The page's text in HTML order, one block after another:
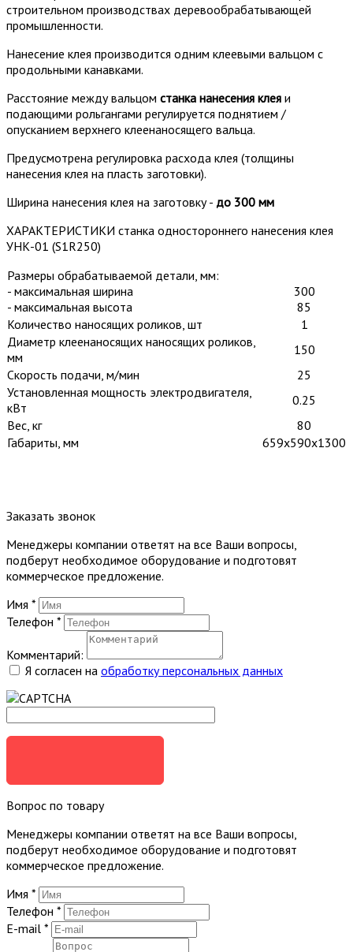
строительном производствах деревообрабатывающей
промышленности.
Нанесение клея производится одним клеевыми вальцом с
продольными канавками.
Расстояние между вальцом станка нанесения клея и
подающими рольгангами регулируется поднятием /
опусканием верхнего клеенаносящего вальца.
Предусмотрена регулировка расхода клея (толщины
нанесения клея на пласть заготовки).
Ширина нанесения клея на заготовку - до 300 мм
ХАРАКТЕРИСТИКИ станка одностороннего нанесения клея
УНК-01 (S1R250)
Размеры обрабатываемой детали, мм:
- максимальная ширина
- максимальная высота
300
85
Количество наносящих роликов, шт
1
Диаметр клеенаносящих наносящих роликов,
мм
150
Скорость подачи, м/мин
25
Установленная мощность электродвигателя,
кВт
0.25
Вес, кг
80
Габариты, мм
659х590х1300
Заказать звонок
Менеджеры компании ответят на все Ваши вопросы,
подберут необходимое оборудование и подготовят
коммерческое предложение.
Имя *
Телефон *
Комментарий:
Я согласен на обработку персональных данных
Вопрос по товару
Менеджеры компании ответят на все Ваши вопросы,
подберут необходимое оборудование и подготовят
коммерческое предложение.
Имя *
Телефон *
E-mail *